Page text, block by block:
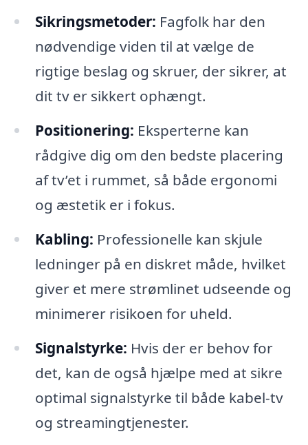
Sikringsmetoder: Fagfolk har den
nødvendige viden til at vælge de
rigtige beslag og skruer, der sikrer, at
dit tv er sikkert ophængt.
Positionering: Eksperterne kan
rådgive dig om den bedste placering
af tv’et i rummet, så både ergonomi
og æstetik er i fokus.
Kabling: Professionelle kan skjule
ledninger på en diskret måde, hvilket
giver et mere strømlinet udseende og
minimerer risikoen for uheld.
Signalstyrke: Hvis der er behov for
det, kan de også hjælpe med at sikre
optimal signalstyrke til både kabel-tv
og streamingtjenester.